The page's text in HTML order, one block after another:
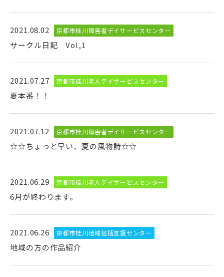
2021.08.02 京都市桂川障害者デイサービスセンター
サークル日記 Vol,1
2021.07.27 京都市桂川老人デイサービスセンター
夏本番！！
2021.07.12 京都市桂川障害者デイサービスセンター
☆☆ちょっと早い、夏の風物詩☆☆
2021.06.29 京都市桂川老人デイサービスセンター
6月が終わります。
2021.06.26 京都市桂川地域包括支援センター
地域の方の作品紹介